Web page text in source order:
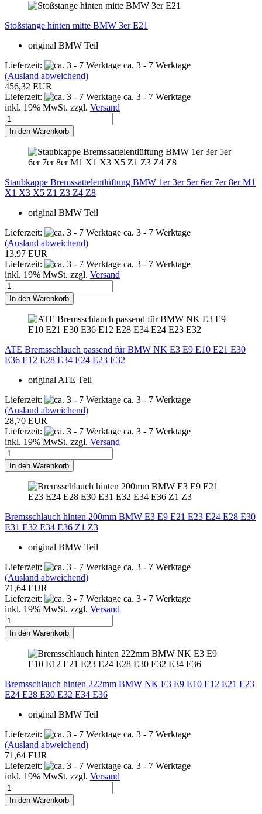
Stoßstange hinten mitte BMW 3er E21
original BMW Teil
Lieferzeit:
ca. 3 - 7 Werktage
(Ausland abweichend)
456,32 EUR
Lieferzeit:
ca. 3 - 7 Werktage
inkl. 19% MwSt. zzgl. Versand
In den Warenkorb
Staubkappe Bremssattelentlüftung BMW 1er 3er 5er 6er 7er 8er M1
X1 X3 X5 Z1 Z3 Z4 Z8
original BMW Teil
Lieferzeit:
ca. 3 - 7 Werktage
(Ausland abweichend)
13,97 EUR
Lieferzeit:
ca. 3 - 7 Werktage
inkl. 19% MwSt. zzgl. Versand
In den Warenkorb
ATE Bremsschlauch passend für BMW NK E3 E9 E10 E21 E30
E36 E12 E28 E34 E24 E23 E32
original ATE Teil
Lieferzeit:
ca. 3 - 7 Werktage
(Ausland abweichend)
28,70 EUR
Lieferzeit:
ca. 3 - 7 Werktage
inkl. 19% MwSt. zzgl. Versand
In den Warenkorb
Bremsschlauch hinten 200mm BMW E3 E9 E21 E23 E24 E28 E30
E31 E32 E34 E36 Z1 Z3
original BMW Teil
Lieferzeit:
ca. 3 - 7 Werktage
(Ausland abweichend)
71,64 EUR
Lieferzeit:
ca. 3 - 7 Werktage
inkl. 19% MwSt. zzgl. Versand
In den Warenkorb
Bremsschlauch hinten 222mm BMW NK E3 E9 E10 E12 E21 E23
E24 E28 E30 E32 E34 E36
original BMW Teil
Lieferzeit:
ca. 3 - 7 Werktage
(Ausland abweichend)
71,64 EUR
Lieferzeit:
ca. 3 - 7 Werktage
inkl. 19% MwSt. zzgl. Versand
In den Warenkorb